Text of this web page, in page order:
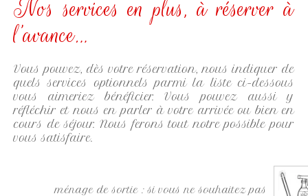
Nos services en plus, à réserver à
l’avance…
Vous pouvez, dès votre réservation, nous indiquer de
quels services optionnels parmi la liste ci-dessous
vous aimeriez bénéficier. Vous pouvez aussi y
réfléchir et nous en parler à votre arrivée ou bien en
cours de séjour. Nous ferons tout notre possible pour
vous satisfaire.
ménage de sortie : si vous ne souhaitez pas